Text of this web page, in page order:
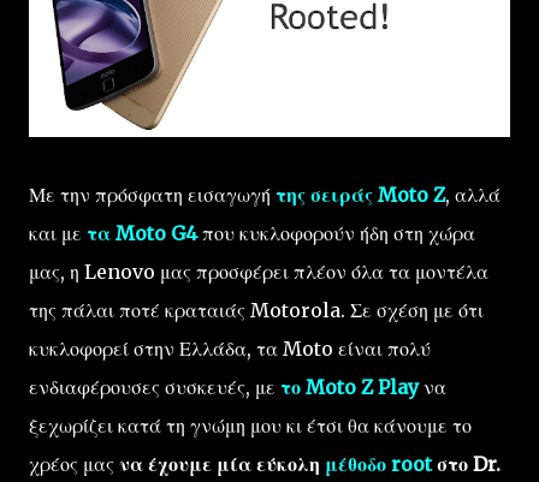
Με την πρόσφατη εισαγωγή της σειράς Moto Z, αλλά
και με τα Moto G4που κυκλοφορούν ήδη στη χώρα
μας, η Lenovo μας προσφέρει πλέον όλα τα μοντέλα
της πάλαι ποτέ κραταιάς Motorola. Σε σχέση με ότι
κυκλοφορεί στην Ελλάδα, τα Moto είναι πολύ
ενδιαφέρουσες συσκευές, με το Moto Z Playνα
ξεχωρίζει κατά τη γνώμη μου κι έτσι θα κάνουμε το
χρέος μας να έχουμε μία εύκολη μέθοδο rootστο Dr.